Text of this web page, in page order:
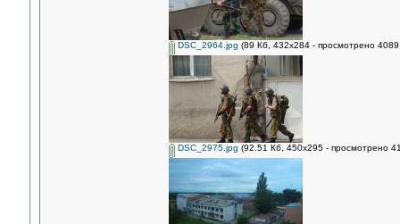
DSC_2964.jpg (89 Кб, 432x284 - просмотрено 4089
DSC_2975.jpg (92.51 Кб, 450x295 - просмотрено